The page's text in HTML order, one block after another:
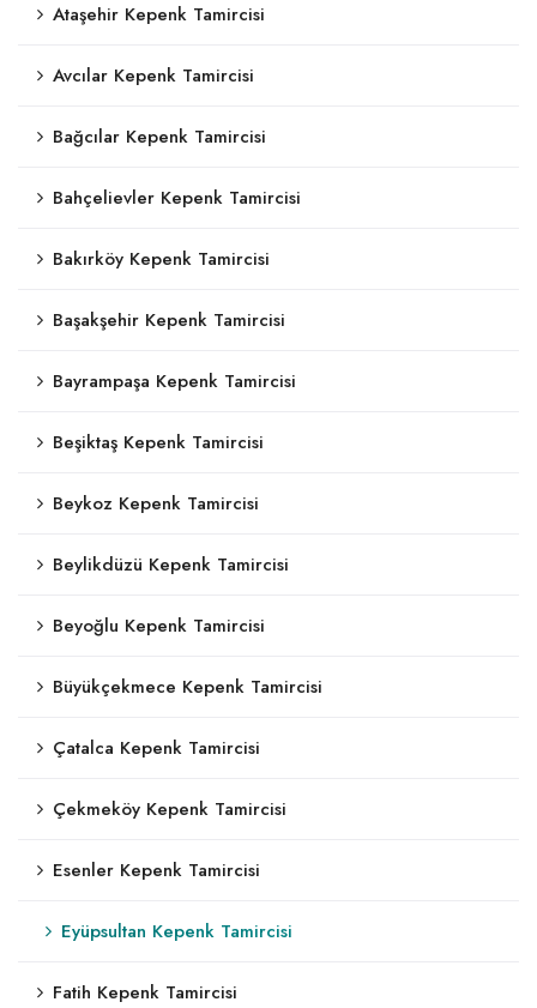
Ataşehir Kepenk Tamircisi
Avcılar Kepenk Tamircisi
Bağcılar Kepenk Tamircisi
Bahçelievler Kepenk Tamircisi
Bakırköy Kepenk Tamircisi
Başakşehir Kepenk Tamircisi
Bayrampaşa Kepenk Tamircisi
Beşiktaş Kepenk Tamircisi
Beykoz Kepenk Tamircisi
Beylikdüzü Kepenk Tamircisi
Beyoğlu Kepenk Tamircisi
Büyükçekmece Kepenk Tamircisi
Çatalca Kepenk Tamircisi
Çekmeköy Kepenk Tamircisi
Esenler Kepenk Tamircisi
Eyüpsultan Kepenk Tamircisi
Fatih Kepenk Tamircisi